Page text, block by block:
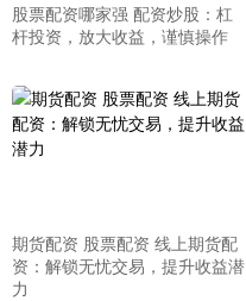
股票配资哪家强 配资炒股：杠
杆投资，放大收益，谨慎操作
期货配资 股票配资 线上期货配
资：解锁无忧交易，提升收益潜
力